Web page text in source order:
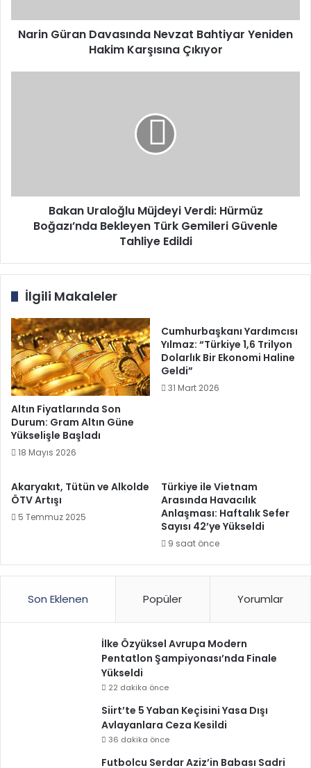
Çıkıyor
Narin Güran Davasında Nevzat Bahtiyar Yeniden
Hakim Karşısına Çıkıyor
Gemileri
Tahliye
Bakan Uraloğlu Müjdeyi Verdi: Hürmüz
Boğazı’nda Bekleyen Türk Gemileri Güvenle
Tahliye Edildi
İlgili Makaleler
Altın Fiyatlarında Son
Durum: Gram Altın Güne
Yükselişle Başladı
18 Mayıs 2026
Cumhurbaşkanı Yardımcısı
Yılmaz: “Türkiye 1,6 Trilyon
Dolarlık Bir Ekonomi Haline
Geldi”
31 Mart 2026
Akaryakıt, Tütün ve Alkolde
ÖTV Artışı
5 Temmuz 2025
Türkiye ile Vietnam
Arasında Havacılık
Anlaşması: Haftalık Sefer
Sayısı 42’ye Yükseldi
9 saat önce
Son Eklenen Popüler Yorumlar
İlke Özyüksel Avrupa Modern
Pentatlon Şampiyonası’nda Finale
Yükseldi
22 dakika önce
Siirt’te 5 Yaban Keçisini Yasa Dışı
Avlayanlara Ceza Kesildi
36 dakika önce
Futbolcu Serdar Aziz’in Babası Sadri